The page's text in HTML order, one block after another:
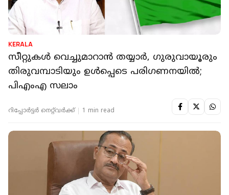
KERALA
സീറ്റുകൾ വെച്ചുമാറാൻ തയ്യാർ, ഗുരുവായൂരും
തിരുവമ്പാടിയും ഉള്‍പ്പെടെ പരിഗണനയില്‍;
പിഎംഎ സലാം
റിപ്പോർട്ടർ നെറ്റ്‌വര്‍ക്ക്‌ 1 min read